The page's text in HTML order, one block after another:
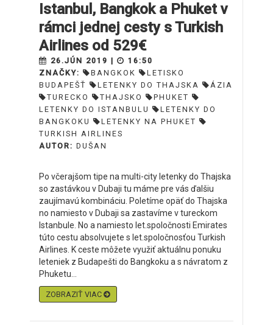
Istanbul, Bangkok a Phuket v
rámci jednej cesty s Turkish
Airlines od 529€
26.JÚN 2019 |
16:50
ZNAČKY:
BANGKOK
LETISKO
BUDAPEŠŤ
LETENKY DO THAJSKA
ÁZIA
TURECKO
THAJSKO
PHUKET
LETENKY DO ISTANBULU
LETENKY DO
BANGKOKU
LETENKY NA PHUKET
TURKISH AIRLINES
AUTOR: DUŠAN
Po včerajšom tipe na multi-city letenky do Thajska
so zastávkou v Dubaji tu máme pre vás ďalšiu
zaujímavú kombináciu. Poletíme opäť do Thajska
no namiesto v Dubaji sa zastavíme v tureckom
Istanbule. No a namiesto let.spoločnosti Emirates
túto cestu absolvujete s let.spoločnosťou Turkish
Airlines. K ceste môžete využiť aktuálnu ponuku
leteniek z Budapešti do Bangkoku a s návratom z
Phuketu...
ZOBRAZIŤ VIAC